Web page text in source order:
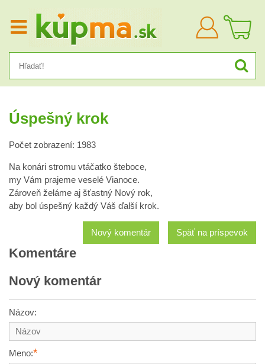
Prihlásiť
sa
Úspešný krok
Počet zobrazení: 1983
Na konári stromu vtáčatko šteboce,
my Vám prajeme veselé Vianoce.
Zároveň želáme aj šťastný Nový rok,
aby bol úspešný každý Váš ďalší krok.
Späť na príspevok
Nový komentár
Komentáre
Nový komentár
Názov:
Meno:*